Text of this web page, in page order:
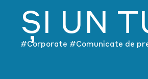
ȘI UN
#Corporate #Comunicate de